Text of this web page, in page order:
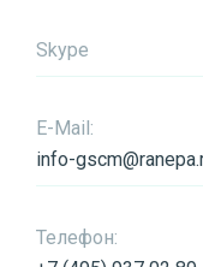
Skype
E-Mail:
info-
Телефон: